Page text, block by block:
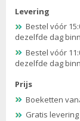
Levering
Bestel vóór
dezelfde dag
Bestel vóór
dezelfde dag
Prijs
Boeketten
Gratis